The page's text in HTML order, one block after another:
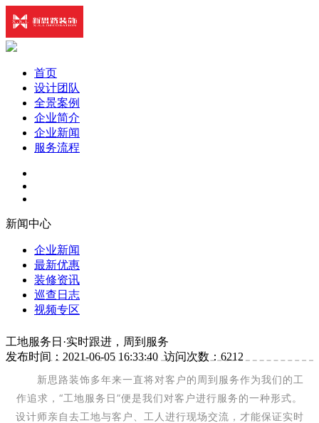
首页
设计团队
全景案例
企业简介
企业新闻
服务流程
新闻中心
企业新闻
最新优惠
装修资讯
巡查日志
视频专区
工地服务日·实时跟进，周到服务
发布时间：2021-06-05 16:33:40 访问次数：6212
新思路装饰多年来一直将对客户的周到服务作为我们的工
作追求，“工地服务日”便是我们对客户进行服务的一种形式。
设计师亲自去工地与客户、工人进行现场交流，才能保证实时